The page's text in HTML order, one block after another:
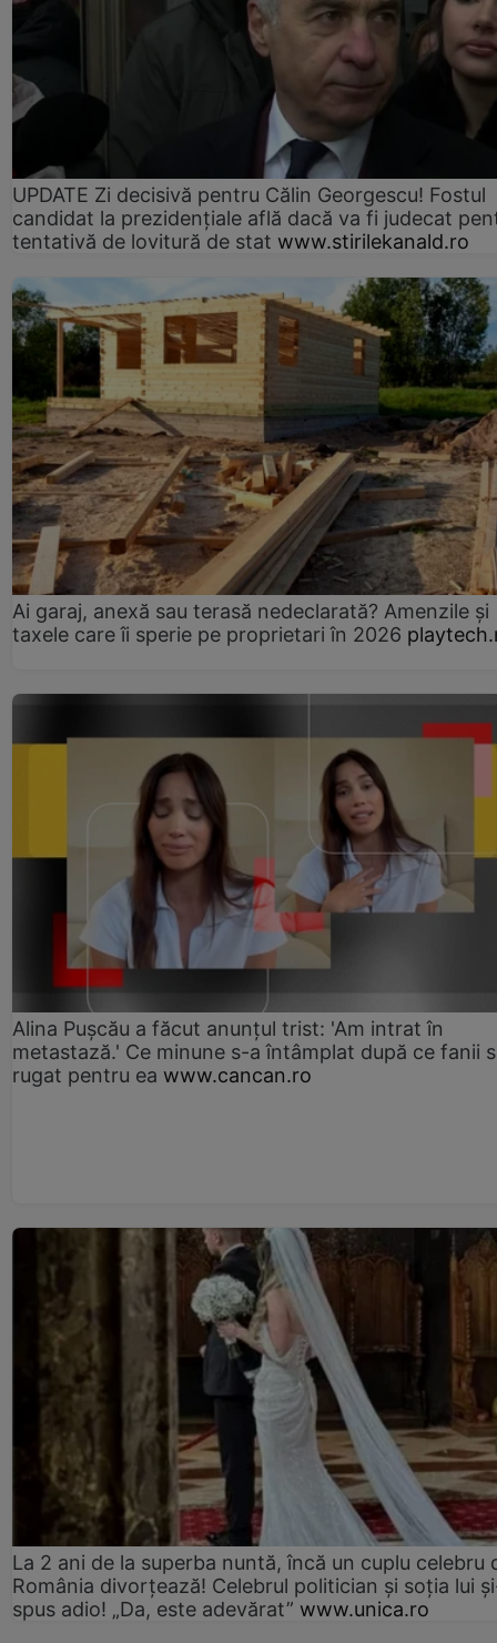
UPDATE Zi decisivă pentru Călin Georgescu! Fostul
candidat la prezidențiale află dacă va fi judecat
tentativă de lovitură de stat www.stirilekanald.ro
Ai garaj, anexă sau terasă nedeclarată? Amenzile și
taxele care îi sperie pe proprietari în 2026
Alina Pușcău a făcut anunțul trist: 'Am intrat în
metastază.' Ce minune s-a întâmplat după ce fanii
rugat pentru ea www.cancan.ro
La 2 ani de la superba nuntă, încă un cuplu celebru
România divorțează! Celebrul politician și soția lui
spus adio! „Da, este adevărat” www.unica.ro